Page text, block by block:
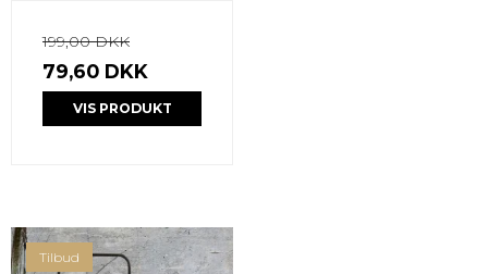
199,00 DKK
79,60 DKK
VIS PRODUKT
Tilbud